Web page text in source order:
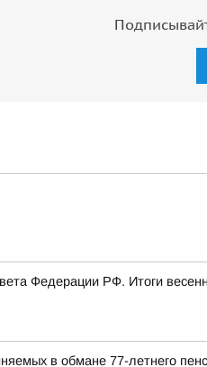
Федерации РФ. Итоги
в обмане 77-летнего